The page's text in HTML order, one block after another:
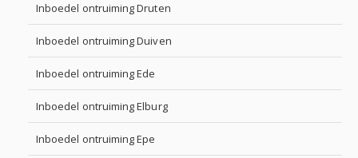
Inboedel ontruiming Druten
Inboedel ontruiming Duiven
Inboedel ontruiming Ede
Inboedel ontruiming Elburg
Inboedel ontruiming Epe